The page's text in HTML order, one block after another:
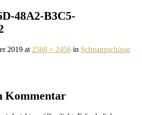
48A2-B3C5-
2019 at 2560 × 2456 in Schnappschüsse
Kommentar